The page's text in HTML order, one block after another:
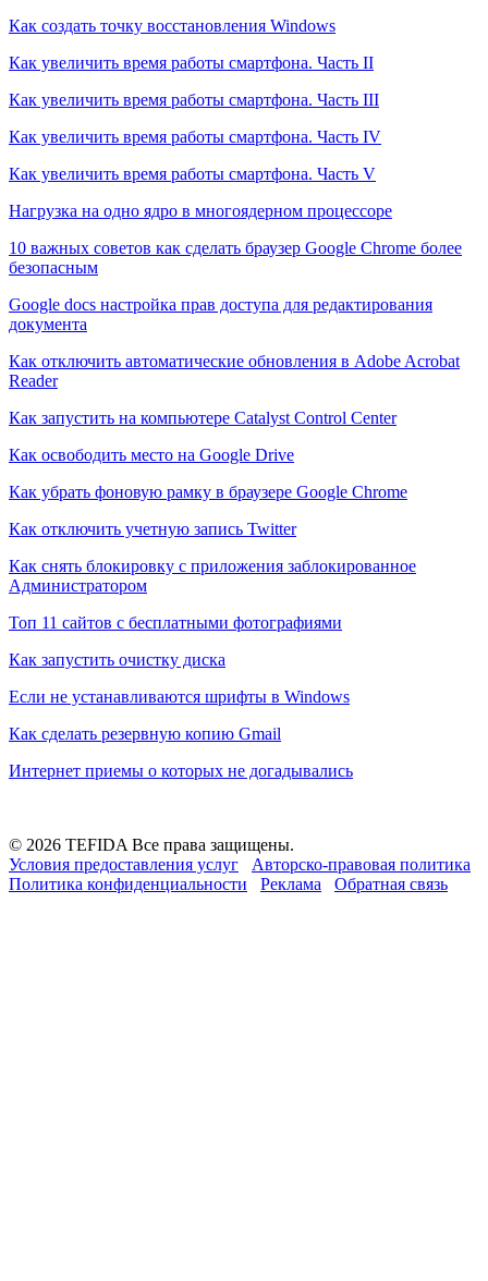
Как создать точку восстановления Windows
Как увеличить время работы смартфона. Часть II
Как увеличить время работы смартфона. Часть III
Как увеличить время работы смартфона. Часть IV
Как увеличить время работы смартфона. Часть V
Нагрузка на одно ядро в многоядерном процессоре
10 важных советов как сделать браузер Google Chrome более
безопасным
Google docs настройка прав доступа для редактирования
документа
Как отключить автоматические обновления в Adobe Acrobat
Reader
Как запустить на компьютере Catalyst Control Center
Как освободить место на Google Drive
Как убрать фоновую рамку в браузере Google Chrome
Как отключить учетную запись Twitter
Как снять блокировку с приложения заблокированное
Администратором
Топ 11 сайтов с бесплатными фотографиями
Как запустить очистку диска
Если не устанавливаются шрифты в Windows
Как сделать резервную копию Gmail
Интернет приемы о которых не догадывались
© 2026 TEFIDA Все права защищены.
Условия предоставления услуг
Авторско-правовая политика
Политика конфиденциальности
Реклама Обратная связь